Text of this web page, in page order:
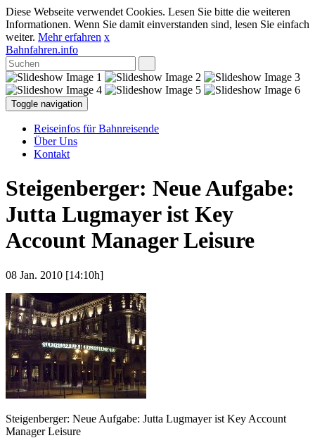
Diese Webseite verwendet Cookies. Lesen Sie bitte die weiteren
Informationen. Wenn Sie damit einverstanden sind, lesen Sie einfach
weiter. Mehr erfahren x
Bahnfahren.info
Toggle navigation
Reiseinfos für Bahnreisende
Über Uns
Kontakt
Steigenberger: Neue Aufgabe:
Jutta Lugmayer ist Key
Account Manager Leisure
08 Jan. 2010 [14:10h]
Steigenberger: Neue Aufgabe: Jutta Lugmayer ist Key Account
Manager Leisure